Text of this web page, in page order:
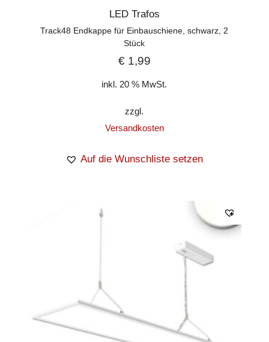
LED Trafos
Track48 Endkappe für Einbauschiene, schwarz, 2
Stück
€1,99
inkl. 20 % MwSt.
zzgl.
Versandkosten
Auf die Wunschliste setzen